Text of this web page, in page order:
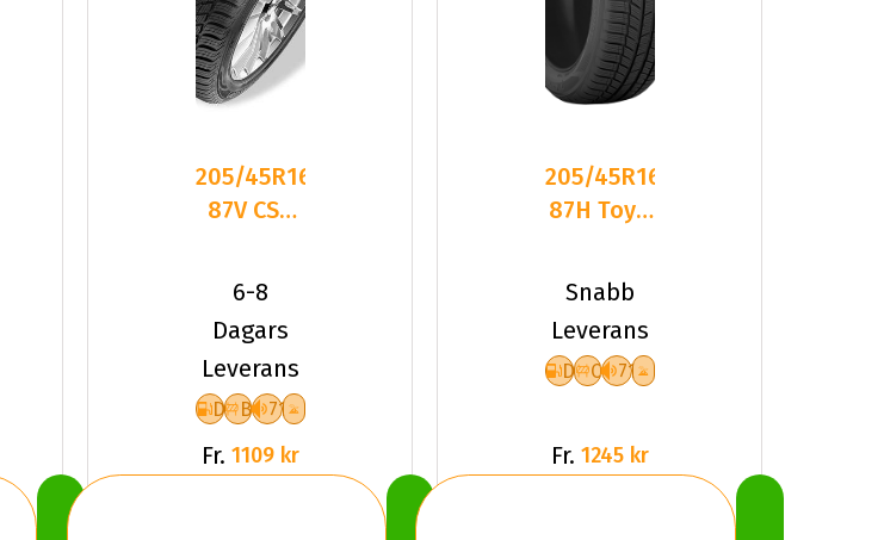
205/45R16
87V CST
ACP1 XL
Friktion
6-8
Dagars
Leverans
D B 71
Fr. 1109 kr
205/45R16
87H Toyo
S954
Friktion
Snabb
Leverans
D C 71
Fr. 1245 kr